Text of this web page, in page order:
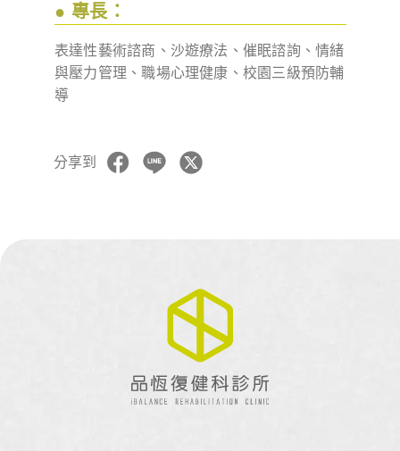
● 專長：
表達性藝術諮商、沙遊療法、催眠諮詢、情緒
與壓力管理、職場心理健康、校園三級預防輔
導
分享到